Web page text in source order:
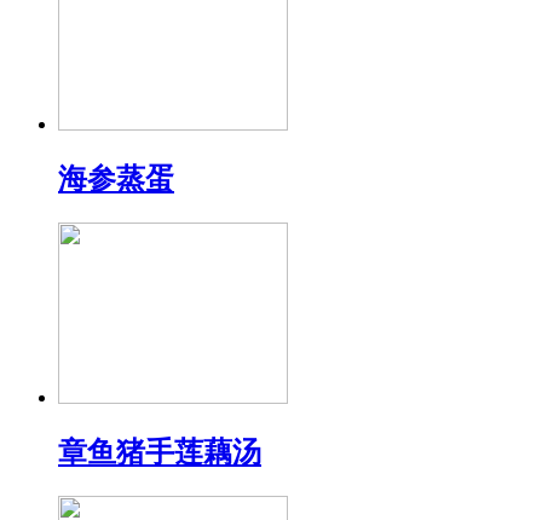
海参蒸蛋
章鱼猪手莲藕汤